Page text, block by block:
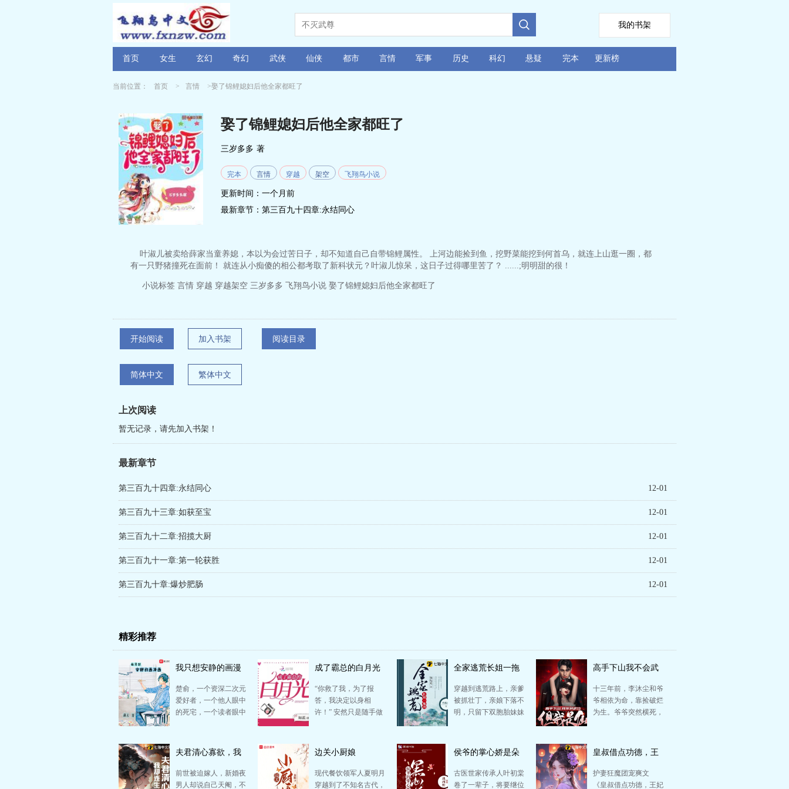
我的书架
首页 女生 玄幻 奇幻 武侠 仙侠 都市 言情 军事 历史 科幻 悬疑 完本 更新榜
当前位置： 首页 > 言情 >娶了锦鲤媳妇后他全家都旺了
娶了锦鲤媳妇后他全家都旺了
三岁多多 著
完本 言情 穿越 架空 飞翔鸟小说
更新时间：一个月前
最新章节： 第三百九十四章:永结同心
叶淑儿被卖给薛家当童养媳，本以为会过苦日子，却不知道自己自带锦鲤属性。 上河边能捡到鱼，挖野菜能挖到何首乌，就连上山逛一圈，都
有一只野猪撞死在面前！ 就连从小痴傻的相公都考取了新科状元？叶淑儿惊呆，这日子过得哪里苦了？ ......;明明甜的很！
小说标签 言情 穿越 穿越架空 三岁多多 飞翔鸟小说 娶了锦鲤媳妇后他全家都旺了
开始阅读 加入书架 阅读目录
简体中文 繁体中文
上次阅读
暂无记录，请先加入书架！
最新章节
第三百九十四章:永结同心 12-01
第三百九十三章:如获至宝 12-01
第三百九十二章:招揽大厨 12-01
第三百九十一章:第一轮获胜 12-01
第三百九十章:爆炒肥肠 12-01
精彩推荐
我只想安静的画漫
画
楚俞，一个资深二次元
爱好者，一个他人眼中
的死宅，一个读者眼中
成了霸总的白月光
“你救了我，为了报
答，我决定以身相
许！” 安然只是随手做
全家逃荒长姐一拖
四
穿越到逃荒路上，亲爹
被抓壮丁，亲娘下落不
明，只留下双胞胎妹妹
力…
高手下山我不会武
功李沐尘
十三年前，李沐尘和爷
爷相依为命，靠捡破烂
为生。爷爷突然横死，
过…
夫君清心寡欲，我
却连生三胎
前世被迫嫁人，新婚夜
男人却说自己天阉，不
边关小厨娘
现代餐饮领军人夏明月
穿越到了不知名古代，
侯爷的掌心娇是朵
黑心莲
古医世家传承人叶初棠
卷了一辈子，将要继位
皇叔借点功德，王
妃把符画猛了
护妻狂魔团宠爽文
《皇叔借点功德，王妃